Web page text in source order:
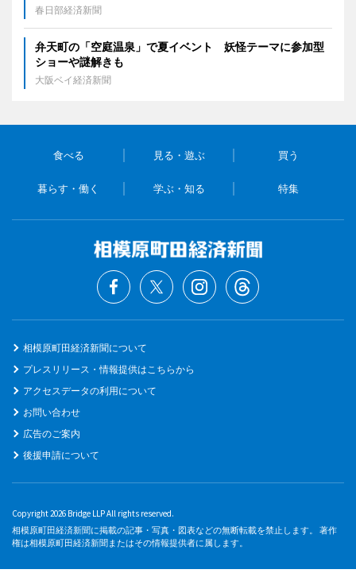
春日部経済新聞
弁天町の「空庭温泉」で夏イベント 妖怪テーマに参加型
ショーや謎解きも
大阪ベイ経済新聞
食べる 見る・遊ぶ 買う
暮らす・働く 学ぶ・知る 特集
相模原町田経済新聞について
プレスリリース・情報提供はこちらから
アクセスデータの利用について
お問い合わせ
広告のご案内
後援申請について
Copyright 2026 Bridge LLP All rights reserved.
相模原町田経済新聞に掲載の記事・写真・図表などの無断転載を禁止します。 著作
権は相模原町田経済新聞またはその情報提供者に属します。